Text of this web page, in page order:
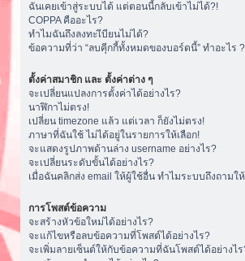
ฉันเคยเข้าสู่ระบบได้ แต่ตอนนี้กลับเข้าไม่ได้?!
COPPA คืออะไร?
ทำไมฉันถึงลงทะเีบียนไม่ได้?
ข้อความที่ว่า “ลบคุีกกี้ทั้งหมดของบอร์ดนี้” ทำอะไร ?
ตั้งค่าสมาชิก และ ตั้งค่าต่าง ๆ
จะเปลี่ยนแปลงการตั้งค่าได้อย่างไร?
นาฬิกาไม่ตรง!
เปลี่ยน timezone แล้ว แต่เวลา ก็ยังไม่ตรง!
ภาษาที่ฉันใช้ ไม่ได้อยู่ในรายการให้เลือก!
จะแสดงรูปภาพด้านล่าง username อย่างไร?
จะเปลี่ยนระดับขั้นได้อย่างไร?
เมื่อฉันคลิกส่ง email ให้ผู้ใช้อื่น ทำไมระบบถึงถามใ
การโพสต์ข้อความ
จะสร้างหัวข้อใหม่ได้อย่างไร?
จะแก้ไขหรือลบข้อความที่โพสต์ได้อย่างไร?
จะเพิ่มลายเซ็นต์ให้กับข้อความที่ฉันโพสต์ได้อย่างไร